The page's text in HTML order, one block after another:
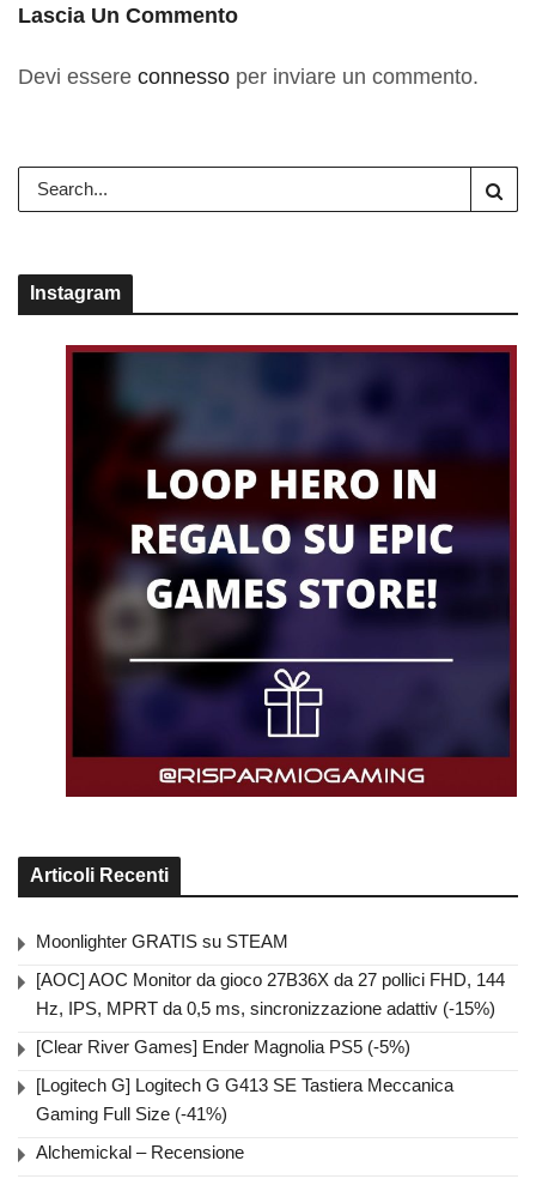
Lascia Un Commento
Devi essere connesso per inviare un commento.
Instagram
Articoli Recenti
Moonlighter GRATIS su STEAM
[AOC] AOC Monitor da gioco 27B36X da 27 pollici FHD, 144
Hz, IPS, MPRT da 0,5 ms, sincronizzazione adattiv (-15%)
[Clear River Games] Ender Magnolia PS5 (-5%)
[Logitech G] Logitech G G413 SE Tastiera Meccanica
Gaming Full Size (-41%)
Alchemickal – Recensione